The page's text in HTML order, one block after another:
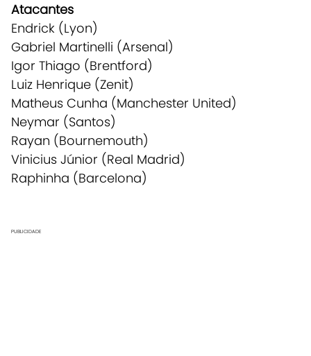
Atacantes
Endrick (Lyon)
Gabriel Martinelli (Arsenal)
Igor Thiago (Brentford)
Luiz Henrique (Zenit)
Matheus Cunha (Manchester United)
Neymar (Santos)
Rayan (Bournemouth)
Vinicius Júnior (Real Madrid)
Raphinha (Barcelona)
PUBLICIDADE